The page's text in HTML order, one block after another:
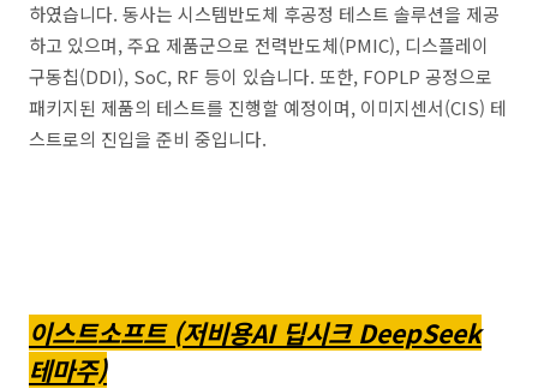
하였습니다. 동사는 시스템반도체 후공정 테스트 솔루션을 제공
하고 있으며, 주요 제품군으로 전력반도체(PMIC), 디스플레이
구동칩(DDI), SoC, RF 등이 있습니다. 또한, FOPLP 공정으로
패키지된 제품의 테스트를 진행할 예정이며, 이미지센서(CIS) 테
스트로의 진입을 준비 중입니다.
이스트소프트 (저비용AI 딥시크 DeepSeek
테마주)